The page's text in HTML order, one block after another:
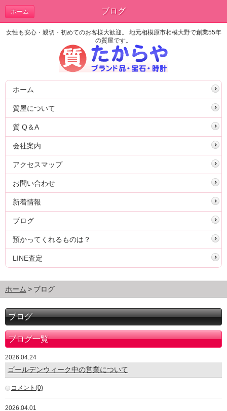
ブログ
ホーム
女性も安心・親切・初めてのお客様大歓迎。 地元相模原市相模大野で創業55年
の質屋です。
ホーム
質屋について
質 Q＆A
会社案内
アクセスマップ
お問い合わせ
新着情報
ブログ
預かってくれるものは？
LINE査定
ホーム ブログ
ブログ
ブログ一覧
2026.04.24
ゴールデンウィーク中の営業について
コメント(0)
2026.04.01